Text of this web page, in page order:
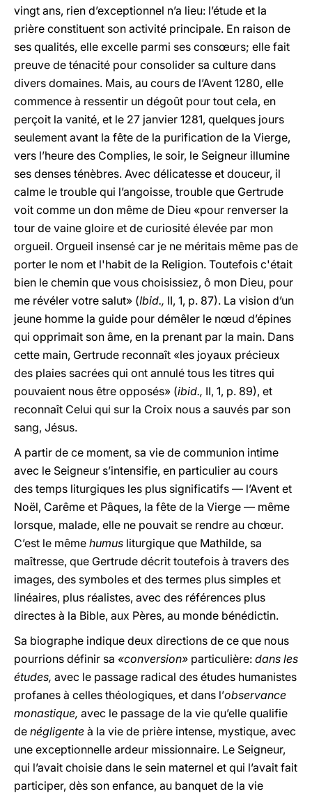
vingt ans, rien d’exceptionnel n’a lieu: l’étude et la
prière constituent son activité principale. En raison de
ses qualités, elle excelle parmi ses consœurs; elle fait
preuve de ténacité pour consolider sa culture dans
divers domaines. Mais, au cours de l’Avent 1280, elle
commence à ressentir un dégoût pour tout cela, en
perçoit la vanité, et le 27 janvier 1281, quelques jours
seulement avant la fête de la purification de la Vierge,
vers l’heure des Complies, le soir, le Seigneur illumine
ses denses ténèbres. Avec délicatesse et douceur, il
calme le trouble qui l’angoisse, trouble que Gertrude
voit comme un don même de Dieu «pour renverser la
tour de vaine gloire et de curiosité élevée par mon
orgueil. Orgueil insensé car je ne méritais même pas de
porter le nom et l'habit de la Religion. Toutefois c'était
bien le chemin que vous choisissiez, ô mon Dieu, pour
me révéler votre salut» (Ibid., II, 1, p. 87). La vision d’un
jeune homme la guide pour démêler le nœud d’épines
qui opprimait son âme, en la prenant par la main. Dans
cette main, Gertrude reconnaît «les joyaux précieux
des plaies sacrées qui ont annulé tous les titres qui
pouvaient nous être opposés» (ibid., II, 1, p. 89), et
reconnaît Celui qui sur la Croix nous a sauvés par son
sang, Jésus.
A partir de ce moment, sa vie de communion intime
avec le Seigneur s’intensifie, en particulier au cours
des temps liturgiques les plus significatifs — l’Avent et
Noël, Carême et Pâques, la fête de la Vierge — même
lorsque, malade, elle ne pouvait se rendre au chœur.
C’est le même humus liturgique que Mathilde, sa
maîtresse, que Gertrude décrit toutefois à travers des
images, des symboles et des termes plus simples et
linéaires, plus réalistes, avec des références plus
directes à la Bible, aux Pères, au monde bénédictin.
Sa biographe indique deux directions de ce que nous
pourrions définir sa «conversion» particulière: dans les
études, avec le passage radical des études humanistes
profanes à celles théologiques, et dans l’observance
monastique, avec le passage de la vie qu’elle qualifie
de négligente à la vie de prière intense, mystique, avec
une exceptionnelle ardeur missionnaire. Le Seigneur,
qui l’avait choisie dans le sein maternel et qui l’avait fait
participer, dès son enfance, au banquet de la vie